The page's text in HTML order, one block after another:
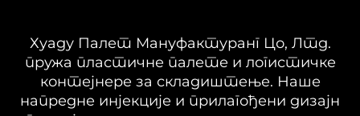
Хуаду Палет Мануфактуранг Цо, Лтд.
пружа пластичне палете и логистичке
контејнере за складиштење. Наше
напредне инјекције и прилагођени дизајн